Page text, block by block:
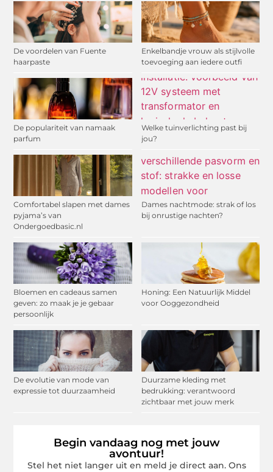
De voordelen van Fuente
haarpaste
Enkelbandje vrouw als stijlvolle
toevoeging aan iedere outfi
De populariteit van namaak
parfum
Welke tuinverlichting past bij
jou?
Comfortabel slapen met dames
pyjama’s van
Ondergoedbasic.nl
Dames nachtmode: strak of los
bij onrustige nachten?
Bloemen en cadeaus samen
geven: zo maak je je gebaar
persoonlijk
Honing: Een Natuurlijk Middel
voor Ooggezondheid
De evolutie van mode van
expressie tot duurzaamheid
Duurzame kleding met
bedrukking: verantwoord
zichtbaar met jouw merk
Begin vandaag nog met jouw
avontuur!
Stel het niet langer uit en meld je direct aan. Ons